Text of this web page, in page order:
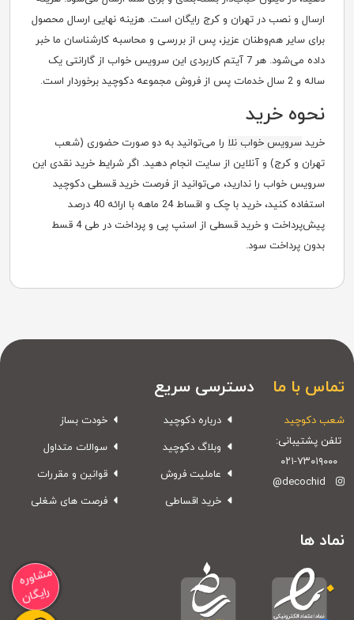
ارسال و نصب در تهران و کرج رایگان است. هزینه نهایی ارسال محصول
برای سایر هم‌وطنان عزیز، پس از بررسی و محاسبه کارشناسان ما خبر
داده می‌شود. هر 7 آیتم کاربردی این سرویس خواب از گارانتی یک
ساله و 2 سال خدمات پس از فروش مجموعه دکوچید برخوردار است.
نحوه خرید
خرید سرویس خواب نلا را می‌توانید به دو صورت حضوری (شعب
تهران و کرج) و آنلاین از سایت انجام دهید. اگر شرایط خرید نقدی این
سرویس خواب را ندارید، می‌توانید از فرصت خرید قسطی دکوچید
استفاده کنید، خرید با چک و اقساط 24 ماهه با ارائه 40 درصد
پیش‌پرداخت و خرید قسطی از اسنپ پی و پرداخت در طی 4 قسط
بدون پرداخت سود.
تماس با ما
شعب دکوچید
تلفن پشتیبانی:
۰۲۱-۷۳۰۱۹۰۰۰
@decochid
دسترسی سریع
درباره دکوچید
وبلاگ دکوچید
عاملیت فروش
خرید اقساطی
خودت بساز
سوالات متداول
قوانین و مقررات
فرصت های شغلی
نماد ها
مشاوره
رایگان